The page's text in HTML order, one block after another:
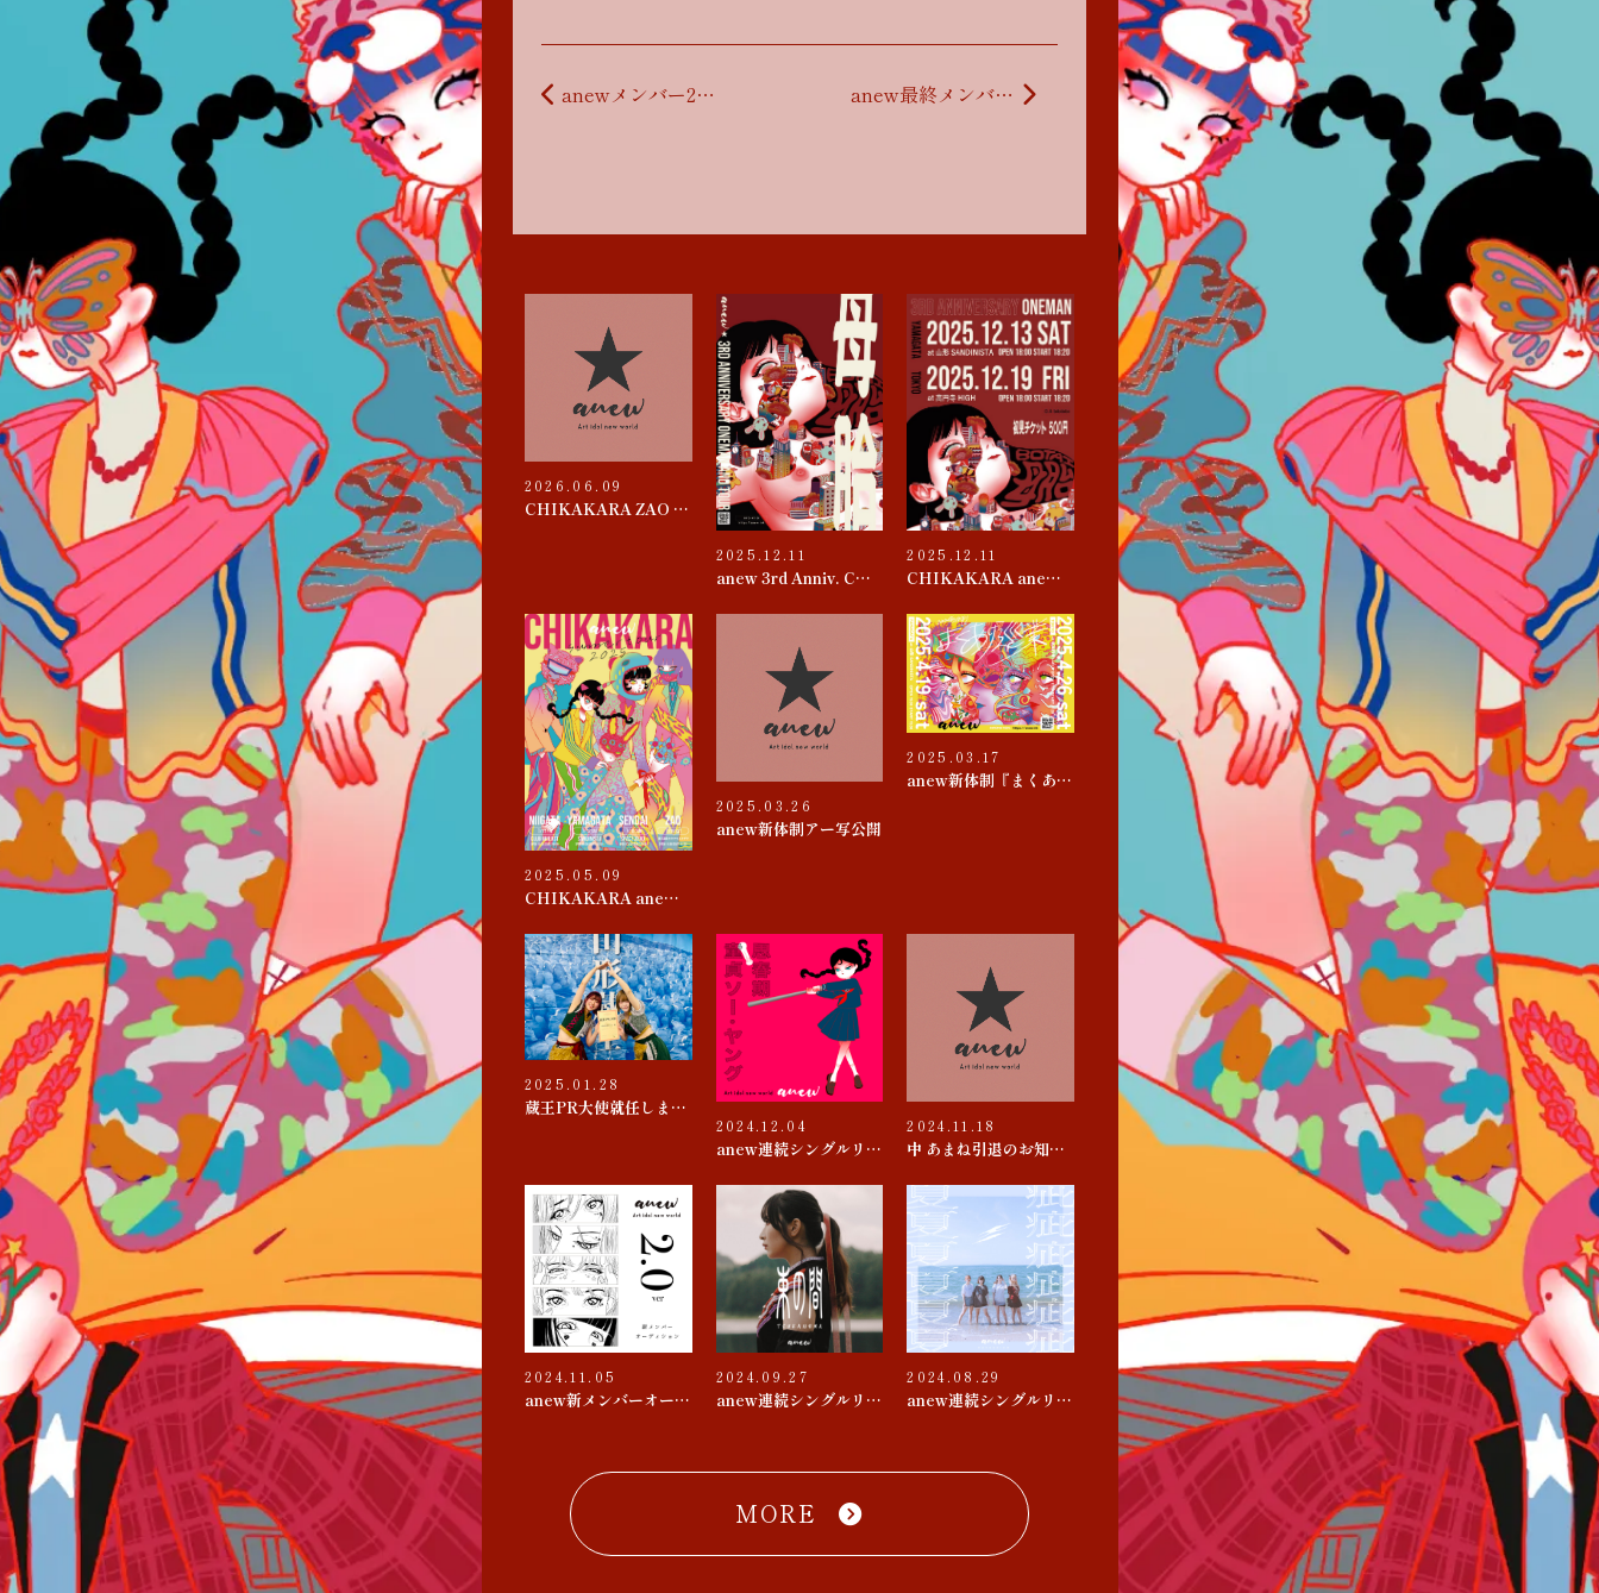
投稿ナビゲーション
anewメンバー2名、加わりました！！ anew最終メンバー確定しました！
2026.06.09
CHIKAKARA ZAO 2026
2025.12.11
anew 3rd Anniv. CHIKAKARA 『母胎』TOUR
2025.12.11
CHIKAKARA anew 3rd ANNIVERSARY ONEMAN~母胎~
2025.05.09
CHIKAKARA anew SUMMER tour
2025.03.26
anew新体制アー写公開
2025.03.17
anew新体制『まくあけ巡業』
2025.01.28
蔵王PR大使就任しました
2024.12.04
anew連続シングルリリース 第４弾『思春期 / 童貞ソー・ヤング』
2024.11.18
中 あまね引退のお知らせ
2024.11.05
anew新メンバーオーディション
2024.09.27
anew連続シングルリリース 第３弾『束の間 / D♭△7』
2024.08.29
anew連続シングルリリース 第２弾『夏疵 / 水色諸事情』
MORE